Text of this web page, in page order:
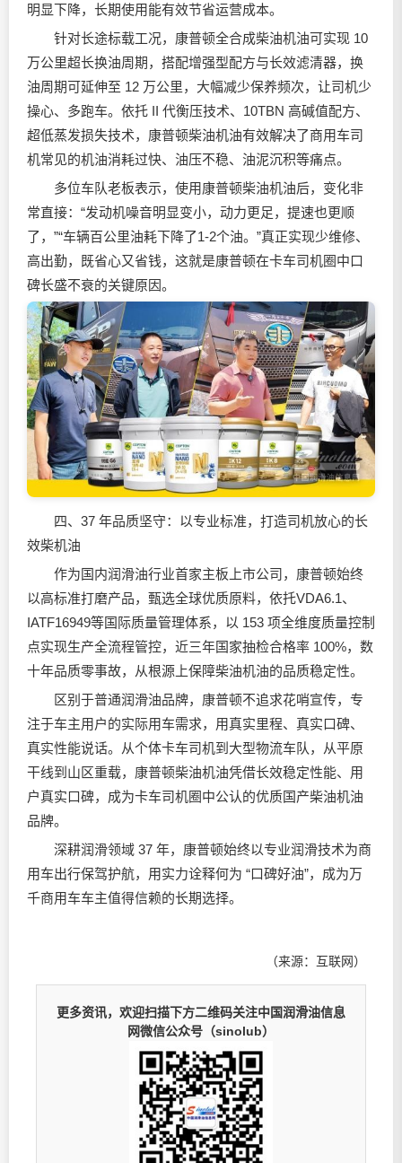
明显下降，长期使用能有效节省运营成本。
针对长途标载工况，康普顿全合成柴油机油可实现 10
万公里超长换油周期，搭配增强型配方与长效滤清器，换
油周期可延伸至 12 万公里，大幅减少保养频次，让司机少
操心、多跑车。依托 II 代衡压技术、10TBN 高碱值配方、
超低蒸发损失技术，康普顿柴油机油有效解决了商用车司
机常见的机油消耗过快、油压不稳、油泥沉积等痛点。
多位车队老板表示，使用康普顿柴油机油后，变化非
常直接：“发动机噪音明显变小，动力更足，提速也更顺
了，”“车辆百公里油耗下降了1-2个油。”真正实现少维修、
高出勤，既省心又省钱，这就是康普顿在卡车司机圈中口
碑长盛不衰的关键原因。
四、37 年品质坚守：以专业标准，打造司机放心的长
效柴机油
作为国内润滑油行业首家主板上市公司，康普顿始终
以高标准打磨产品，甄选全球优质原料，依托VDA6.1、
IATF16949等国际质量管理体系，以 153 项全维度质量控制
点实现生产全流程管控，近三年国家抽检合格率 100%，数
十年品质零事故，从根源上保障柴油机油的品质稳定性。
区别于普通润滑油品牌，康普顿不追求花哨宣传，专
注于车主用户的实际用车需求，用真实里程、真实口碑、
真实性能说话。从个体卡车司机到大型物流车队，从平原
干线到山区重载，康普顿柴油机油凭借长效稳定性能、用
户真实口碑，成为卡车司机圈中公认的优质国产柴油机油
品牌。
深耕润滑领域 37 年，康普顿始终以专业润滑技术为商
用车出行保驾护航，用实力诠释何为 “口碑好油”，成为万
千商用车车主值得信赖的长期选择。
（来源：互联网）
更多资讯，欢迎扫描下方二维码关注中国润滑油信息
网微信公众号（sinolub）